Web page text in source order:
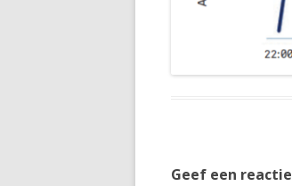
Geef een reactie